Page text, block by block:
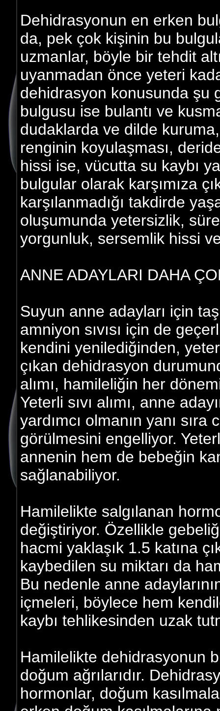
Dehidrasyonun en erken
da, pek çok kişinin bu
uzmanlar, böyle bir tehdit
uyanmadan önce yeteri
dehidrasyon konusunda şu
bulgusu ise bulantı ve
dudaklarda ve dilde
renginin koyulaşması,
hissi ise, vücutta su kaybı
bulgular olarak karşımıza
karşılanmadığı takdirde
oluşumunda yetersizlik,
yorgunluk, sersemlik hissi
ANNE ADAYLARI DAHA
Suyun anne adayları için
amniyon sıvısı için de
kendini yenilediğinden,
çıkan dehidrasyon
alımı, hamileliğin her
Yeterli sıvı alımı, anne
yardımcı olmanın yanı
görülmesini engelliyor.
annenin hem de bebeğin
sağlanabiliyor.
Hamilelikte salgılanan
değiştiriyor. Özellikle
hacmi yaklaşık 1.5 katına
kaybedilen su miktarı da
Bu nedenle anne
içmeleri, böylece hem
kaybı tehlikesinden uzak
Hamilelikte dehidrasyonun
doğum ağrılarıdır.
hormonlar, doğum